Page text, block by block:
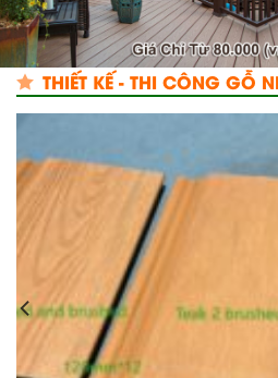
THIẾT KẾ - THI CÔNG GỖ